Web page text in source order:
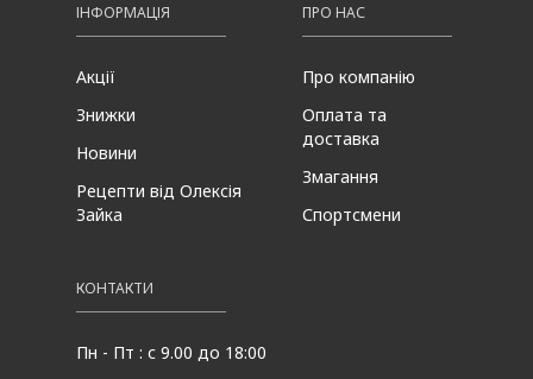
ІНФОРМАЦІЯ
Акції
Знижки
Новини
Рецепти від Олексія
Зайка
ПРО НАС
Про компанію
Оплата та
доставка
Змагання
Спортсмени
КОНТАКТИ
Пн - Пт : с 9.00 до 18:00